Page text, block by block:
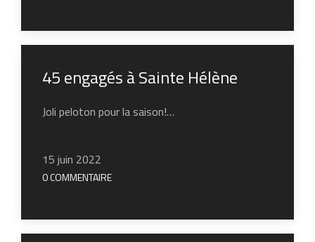
45 engagés à Sainte Hélène
Joli peloton pour la saison!…
15 juin 2022
0 COMMENTAIRE